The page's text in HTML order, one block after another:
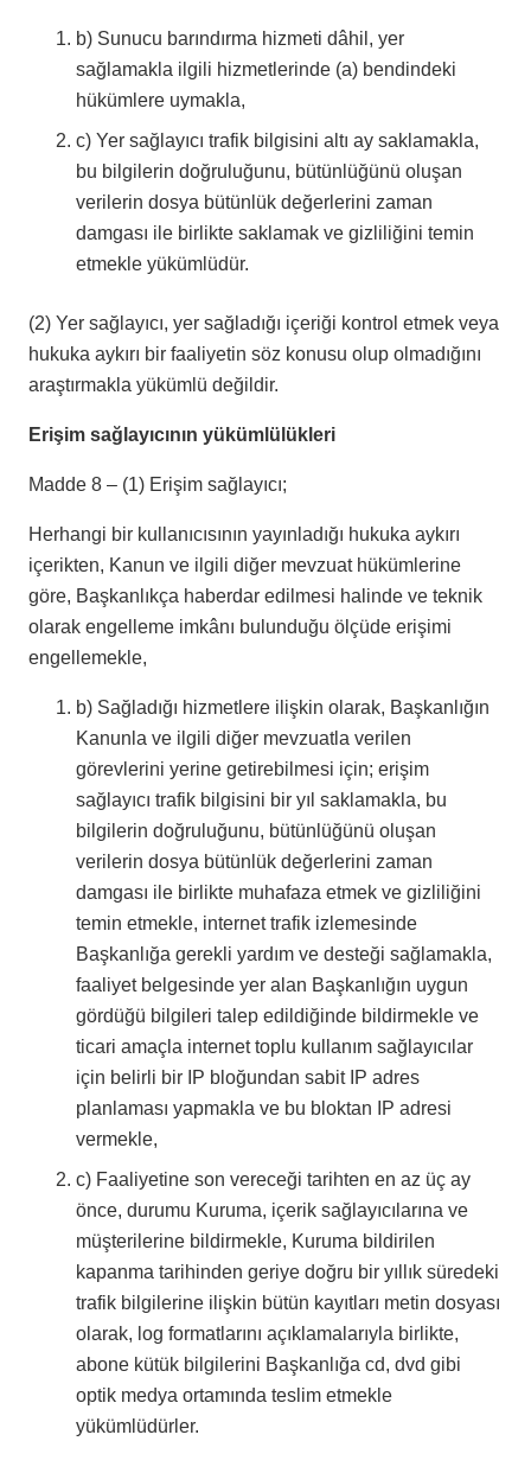
b) Sunucu barındırma hizmeti dâhil, yer
sağlamakla ilgili hizmetlerinde (a) bendindeki
hükümlere uymakla,
c) Yer sağlayıcı trafik bilgisini altı ay saklamakla,
bu bilgilerin doğruluğunu, bütünlüğünü oluşan
verilerin dosya bütünlük değerlerini zaman
damgası ile birlikte saklamak ve gizliliğini temin
etmekle yükümlüdür.
(2) Yer sağlayıcı, yer sağladığı içeriği kontrol etmek veya
hukuka aykırı bir faaliyetin söz konusu olup olmadığını
araştırmakla yükümlü değildir.
Erişim sağlayıcının yükümlülükleri
Madde 8 – (1) Erişim sağlayıcı;
Herhangi bir kullanıcısının yayınladığı hukuka aykırı
içerikten, Kanun ve ilgili diğer mevzuat hükümlerine
göre, Başkanlıkça haberdar edilmesi halinde ve teknik
olarak engelleme imkânı bulunduğu ölçüde erişimi
engellemekle,
b) Sağladığı hizmetlere ilişkin olarak, Başkanlığın
Kanunla ve ilgili diğer mevzuatla verilen
görevlerini yerine getirebilmesi için; erişim
sağlayıcı trafik bilgisini bir yıl saklamakla, bu
bilgilerin doğruluğunu, bütünlüğünü oluşan
verilerin dosya bütünlük değerlerini zaman
damgası ile birlikte muhafaza etmek ve gizliliğini
temin etmekle, internet trafik izlemesinde
Başkanlığa gerekli yardım ve desteği sağlamakla,
faaliyet belgesinde yer alan Başkanlığın uygun
gördüğü bilgileri talep edildiğinde bildirmekle ve
ticari amaçla internet toplu kullanım sağlayıcılar
için belirli bir IP bloğundan sabit IP adres
planlaması yapmakla ve bu bloktan IP adresi
vermekle,
c) Faaliyetine son vereceği tarihten en az üç ay
önce, durumu Kuruma, içerik sağlayıcılarına ve
müşterilerine bildirmekle, Kuruma bildirilen
kapanma tarihinden geriye doğru bir yıllık süredeki
trafik bilgilerine ilişkin bütün kayıtları metin dosyası
olarak, log formatlarını açıklamalarıyla birlikte,
abone kütük bilgilerini Başkanlığa cd, dvd gibi
optik medya ortamında teslim etmekle
yükümlüdürler.